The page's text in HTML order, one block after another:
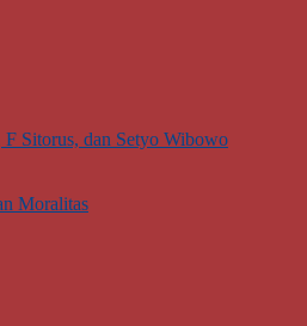
Sitorus, dan Setyo Wibowo
Moralitas